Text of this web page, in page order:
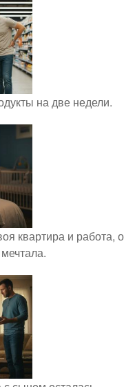
на две недели.
квартира и работа, о